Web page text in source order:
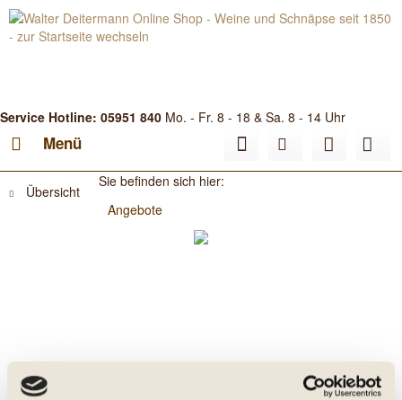
Service Hotline: 05951 840 Mo. - Fr. 8 - 18 & Sa. 8 - 14 Uhr
Menü
Übersicht
Sie befinden sich hier:
Angebote